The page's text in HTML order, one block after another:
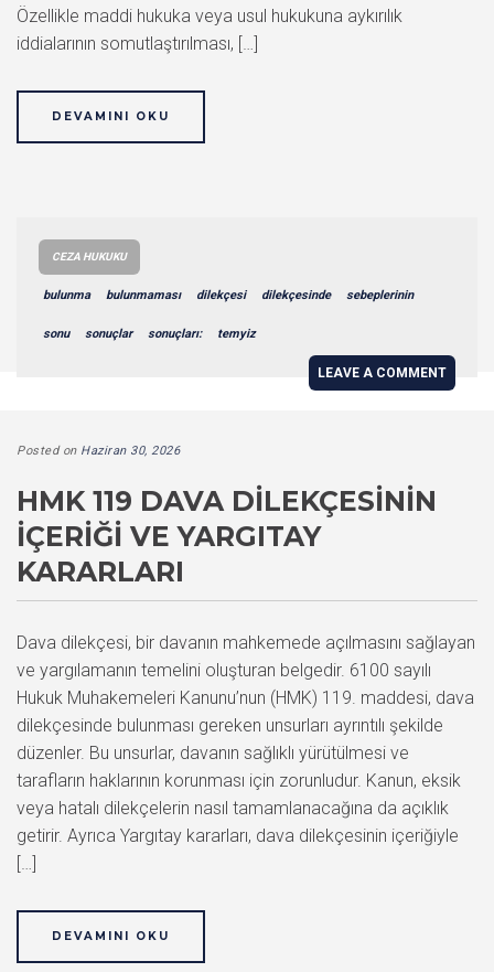
Özellikle maddi hukuka veya usul hukukuna aykırılık
iddialarının somutlaştırılması, […]
DEVAMINI OKU
CEZA HUKUKU
bulunma bulunmaması dilekçesi dilekçesinde sebeplerinin
sonu sonuçlar sonuçları: temyiz
LEAVE A COMMENT
Posted on Haziran 30, 2026
HMK 119 DAVA DILEKÇESININ
İÇERIĞI VE YARGITAY
KARARLARI
Dava dilekçesi, bir davanın mahkemede açılmasını sağlayan
ve yargılamanın temelini oluşturan belgedir. 6100 sayılı
Hukuk Muhakemeleri Kanunu’nun (HMK) 119. maddesi, dava
dilekçesinde bulunması gereken unsurları ayrıntılı şekilde
düzenler. Bu unsurlar, davanın sağlıklı yürütülmesi ve
tarafların haklarının korunması için zorunludur. Kanun, eksik
veya hatalı dilekçelerin nasıl tamamlanacağına da açıklık
getirir. Ayrıca Yargıtay kararları, dava dilekçesinin içeriğiyle
[…]
DEVAMINI OKU